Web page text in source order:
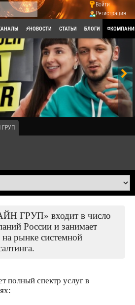
Войти
Регистрация
⚡НОВОСТИ СТАТЬИ БЛОГИ
ГРУП
ГРУП» входит в число
России и занимает
рынке системной
полный спектр услуг в